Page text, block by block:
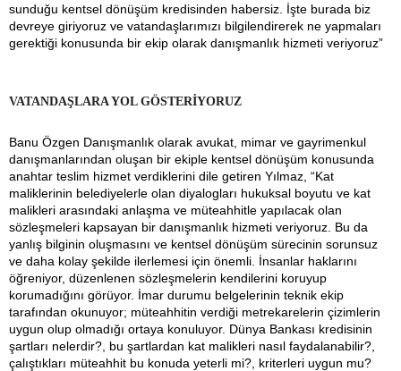
sunduğu kentsel dönüşüm kredisinden habersiz. İşte burada biz
devreye giriyoruz ve vatandaşlarımızı bilgilendirerek ne yapmaları
gerektiği konusunda bir ekip olarak danışmanlık hizmeti veriyoruz”
VATANDAŞLARA YOL GÖSTERİYORUZ
Banu Özgen Danışmanlık olarak avukat, mimar ve gayrimenkul
danışmanlarından oluşan bir ekiple kentsel dönüşüm konusunda
anahtar teslim hizmet verdiklerini dile getiren Yılmaz, “Kat
maliklerinin belediyelerle olan diyalogları hukuksal boyutu ve kat
malikleri arasındaki anlaşma ve müteahhitle yapılacak olan
sözleşmeleri kapsayan bir danışmanlık hizmeti veriyoruz. Bu da
yanlış bilginin oluşmasını ve kentsel dönüşüm sürecinin sorunsuz
ve daha kolay şekilde ilerlemesi için önemli. İnsanlar haklarını
öğreniyor, düzenlenen sözleşmelerin kendilerini koruyup
korumadığını görüyor. İmar durumu belgelerinin teknik ekip
tarafından okunuyor; müteahhitin verdiği metrekarelerin çizimlerin
uygun olup olmadığı ortaya konuluyor. Dünya Bankası kredisinin
şartları nelerdir?, bu şartlardan kat malikleri nasıl faydalanabilir?,
çalıştıkları müteahhit bu konuda yeterli mi?, kriterleri uygun mu?